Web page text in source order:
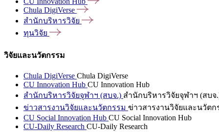
Chula DigiVerse
สำนักบริหารวิจัย
ทุนวิจัย
วิจัยและนวัตกรรม
Chula DigiVerse Chula DigiVerse
CU Innovation Hub CU Innovation Hub
สำนักบริหารวิจัยจุฬาฯ (สบจ.) สำนักบริหารวิจัยจุฬาฯ (สบจ
ข่าวสารงานวิจัยและนวัตกรรม ข่าวสารงานวิจัยและนวัตก
CU Social Innovation Hub CU Social Innovation Hub
CU-Daily Research CU-Daily Research